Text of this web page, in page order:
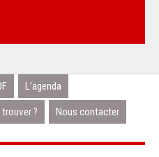
L’agenda
? Nous contacter